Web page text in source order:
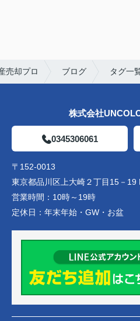
売却プロ ブログ タグ一
株式会社
0345306061
〒152-0013
東京都品川区上大崎２丁目15－19
営業時間： 10時～19時
定休日： 年末年始・GW・お盆